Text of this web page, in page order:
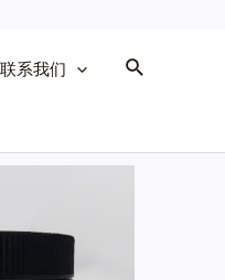
联系我们